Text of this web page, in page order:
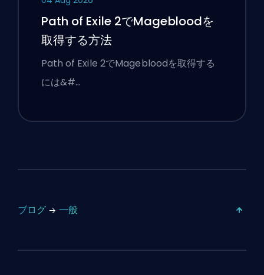
Path of Exile 2でMagebloodを
取得する方法
Path of Exile 2でMagebloodを取得する
には&#…
ブログ 一般